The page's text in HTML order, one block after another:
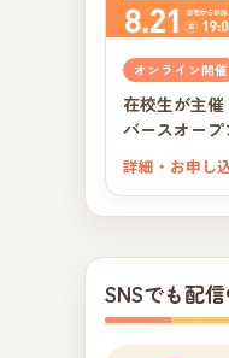
オンライン開催
在校生が主
バースオー
詳細・お申し
SNSでも配